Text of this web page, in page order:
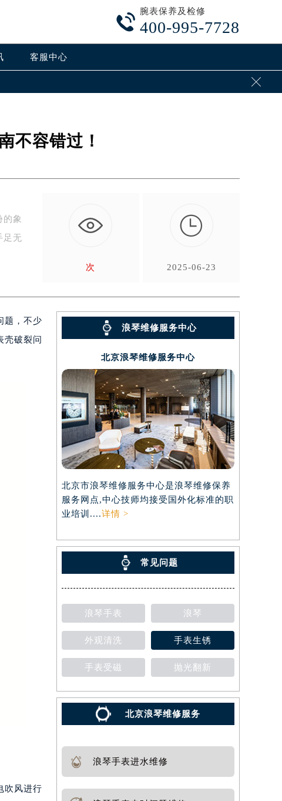

腕表保养及检修
400-995-7728
客服中心

不容错过！
的象
足无
次

2025-06-23
题，不少
壳破裂问
吹风进行
浪琴维修服务中心
北京浪琴维修服务中心
北京市浪琴维修服务中心是浪琴维修保养
服务网点,中心技师均接受国外化标准的职
业培训....详情 >
常见问题
浪琴手表 浪琴
外观清洗 手表生锈
手表受磁 抛光翻新
北京浪琴维修服务
浪琴手表进水维修